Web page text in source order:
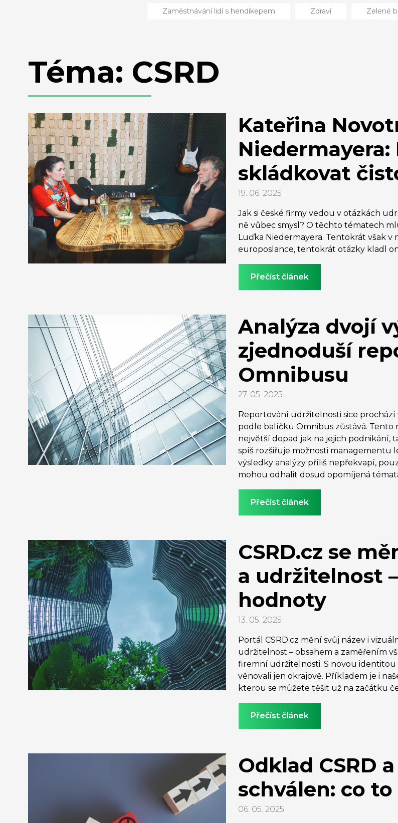
Zaměstnávání lidí s hendikepem Zdraví Zelené
Téma: CSRD
Kateřina
skládkovat
19. 06. 2025
Jak si české firmy vedou v otázkách
ně vůbec smysl? O těchto tématech
Luďka Niedermayera. Tentokrát však
europoslance, tentokrát otázky kladl
Přečíst článek
Analýza dvojí
zjednoduší
Omnibusu
27. 05. 2025
Reportování udržitelnosti sice
podle balíčku Omnibus zůstává.
největší dopad jak na jejich podnikání,
spíš rozšiřuje možnosti managementu
výsledky analýzy příliš nepřekvapí,
mohou odhalit dosud opomíjená
Přečíst článek
CSRD.cz se
a udržitelnost
hodnoty
13. 05. 2025
Portál CSRD.cz mění svůj název i
udržitelnost – obsahem a zaměřením
firemní udržitelnosti. S novou identitou
věnovali jen okrajově. Příkladem je i
kterou se můžete těšit už na začátku
Přečíst článek
Odklad CSRD
schválen: co
06. 05. 2025